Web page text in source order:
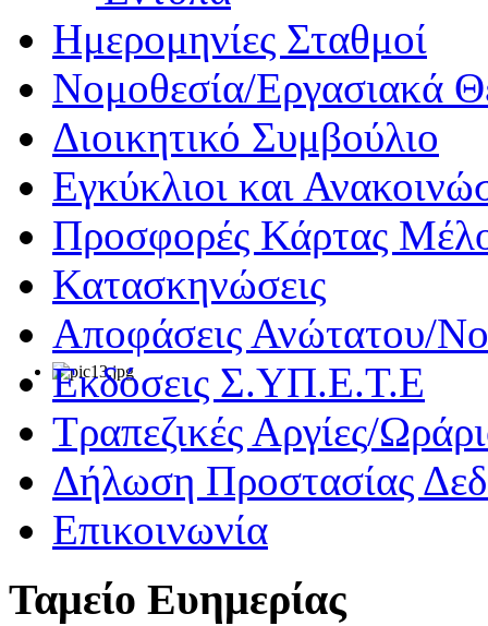
Ημερομηνίες Σταθμοί
Νομοθεσία/Εργασιακά
Διοικητικό Συμβούλιο
Εγκύκλιοι και
Προσφορές Κάρτας
Κατασκηνώσεις
Αποφάσεις Ανώτατου/
Εκδόσεις Σ.ΥΠ.Ε.Τ.Ε
Τραπεζικές Αργίες/
Δήλωση Προστασίας
Επικοινωνία
Ταμείο Ευημερίας